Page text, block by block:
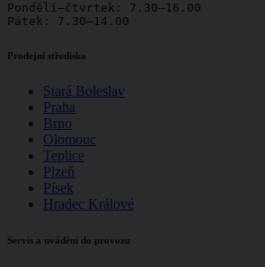
Pondělí–čtvrtek: 7.30–16.00
Pátek: 7.30–14.00
Prodejní střediska
Stará Boleslav
Praha
Brno
Olomouc
Teplice
Plzeň
Písek
Hradec Králové
Servis a uvádění do provozu